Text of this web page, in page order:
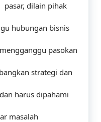
dilain pihak
hubungan bisnis
pasokan
strategi dan
harus dipahami
masalah